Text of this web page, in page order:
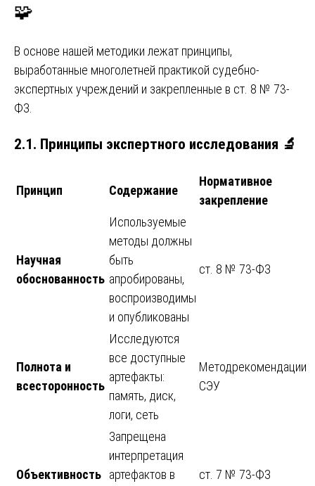
🧩
В основе нашей методики лежат принципы,
выработанные многолетней практикой судебно-
экспертных учреждений и закрепленные в ст. 8 № 73-
ФЗ.
2.1. Принципы экспертного исследования 🔬
Принцип Содержание
Нормативное
закрепление
Научная
обоснованность
Используемые
методы должны
быть
апробированы,
воспроизводимы
и опубликованы
ст. 8 № 73-ФЗ
Полнота и
всесторонность
Исследуются
все доступные
артефакты:
память, диск,
логи, сеть
Методрекомендации
СЭУ
Объективность
Запрещена
интерпретация
артефактов в
ст. 7 № 73-ФЗ